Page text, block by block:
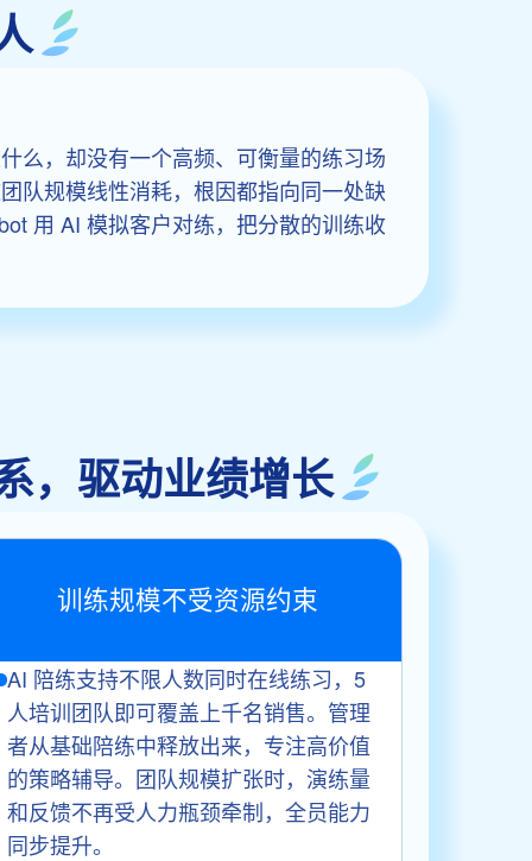
么，却没有一个高频、可衡量的练习场
队规模线性消耗，根因都指向同一处缺
用 AI 模拟客户对练，把分散的训练收
，驱动业绩增长
训练规模不受资源约束
AI 陪练支持不限人数同时在线练习，5
人培训团队即可覆盖上千名销售。管理
者从基础陪练中释放出来，专注高价值
的策略辅导。团队规模扩张时，演练量
和反馈不再受人力瓶颈牵制，全员能力
同步提升。